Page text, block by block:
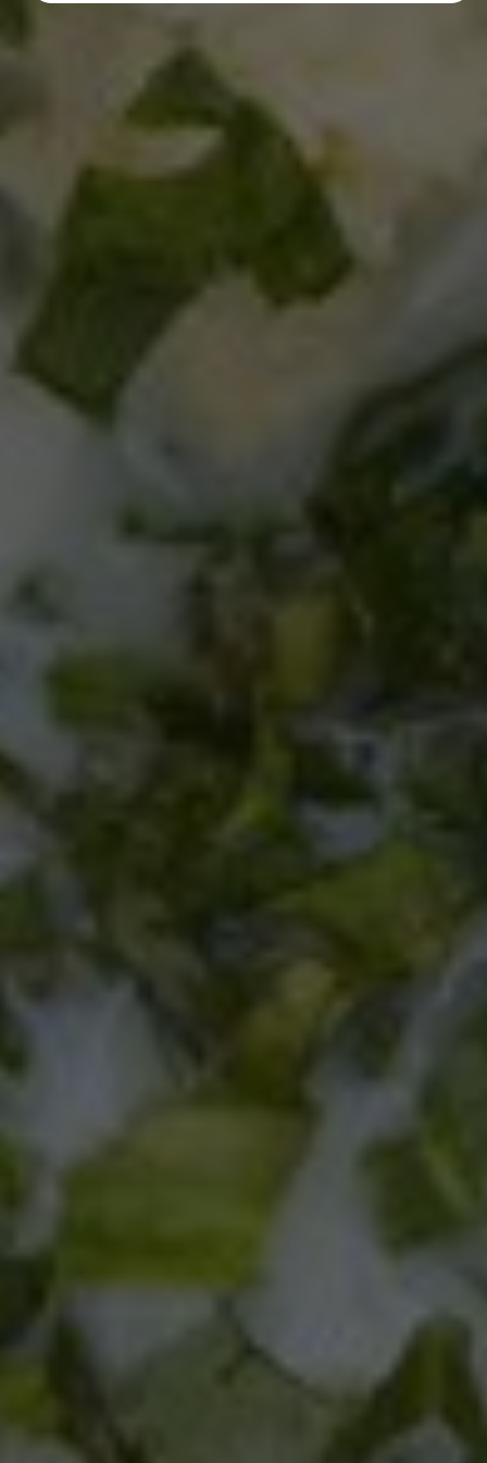
unsere Website noch weiter optimieren können.
Marketing Cookies werden von Drittanbietern oder
Besucher über Websites hinweg verfolgen.
werden, bedarf der Zugriff auf externe Inhalte